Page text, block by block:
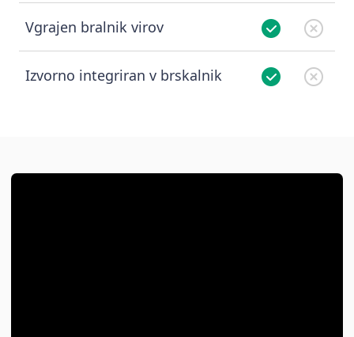
Vgrajen bralnik virov
Izvorno integriran v brskalnik